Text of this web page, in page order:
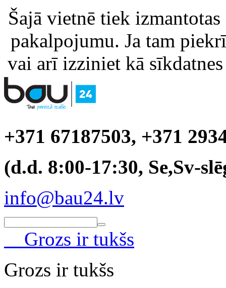
Šajā vietnē tiek
pakalpojumu. Ja tam
vai arī izziniet kā
+371 67187503, +371
(d.d. 8:00-17:30, Se,Sv-
info@bau24.lv
Grozs ir tukšs
Grozs ir tukšs